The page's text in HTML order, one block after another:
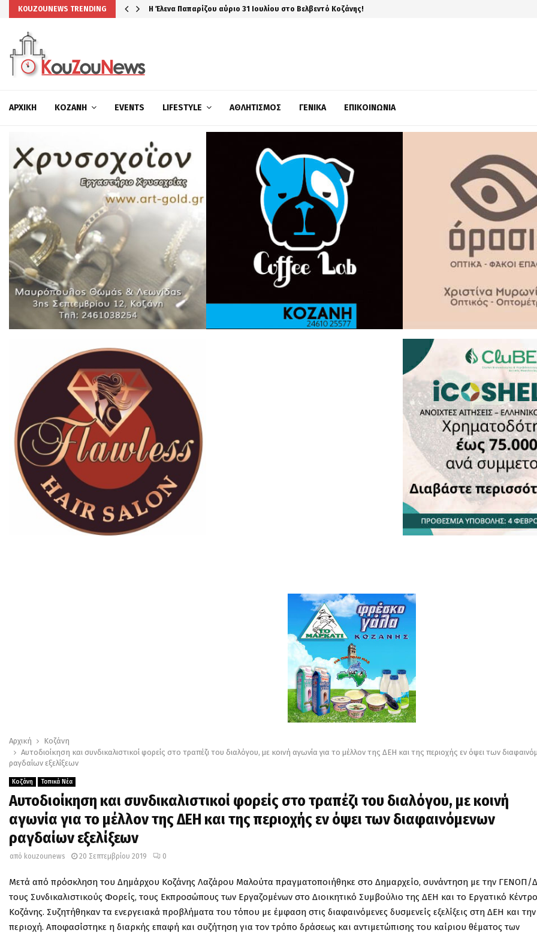
KOUZOUNEWS TRENDING Η Έλενα Παπαρίζου αύριο 31 Ιουλίου στο Βελβεντό Κοζάνης!
ΑΡΧΙΚΉ ΚΟΖΆΝΗ EVENTS LIFESTYLE ΑΘΛΗΤΙΣΜΌΣ ΓΕΝΙΚΆ ΕΠΙΚΟΙΝΩΝΊΑ
Αρχική
Κοζάνη
Αυτοδιοίκηση και συνδικαλιστικοί φορείς στο τραπέζι του διαλόγου, με κοινή αγωνία για το μέλλον της ΔΕΗ και της περιοχής εν όψει των
ραγδαίων εξελίξεων
Κοζάνη Τοπικά Νέα
Αυτοδιοίκηση και συνδικαλιστικοί φορείς στο τραπέζι του διαλόγου, με κοινή
αγωνία για το μέλλον της ΔΕΗ και της περιοχής εν όψει των διαφαινόμενων
ραγδαίων εξελίξεων
από kouzounews 20 Σεπτεμβρίου 2019 0
Μετά από πρόσκληση του Δημάρχου Κοζάνης Λαζάρου Μαλούτα πραγματοποιήθηκε στο Δημαρχείο, συνάντηση με την ΓΕΝΟΠ/
τους Συνδικαλιστικούς Φορείς, τους Εκπροσώπους των Εργαζομένων στο Διοικητικό Συμβούλιο της ΔΕΗ και το Εργατικό Κέντρο
Κοζάνης. Συζητήθηκαν τα ενεργειακά προβλήματα του τόπου με έμφαση στις διαφαινόμενες δυσμενείς εξελίξεις στη ΔΕΗ και την
περιοχή. Αποφασίστηκε η διαρκής επαφή και συζήτηση για τον τρόπο δράσεως και αντιμετώπισης του καίριου θέματος των